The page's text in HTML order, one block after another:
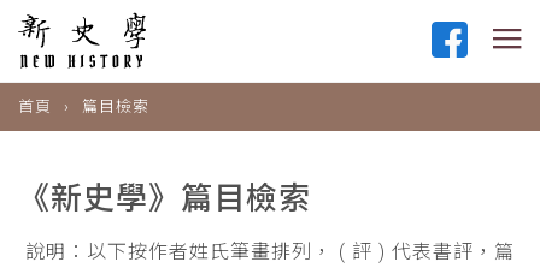
首頁 篇目檢索
《新史學》篇目檢索
說明：以下按作者姓氏筆畫排列， ( 評 ) 代表書評，篇